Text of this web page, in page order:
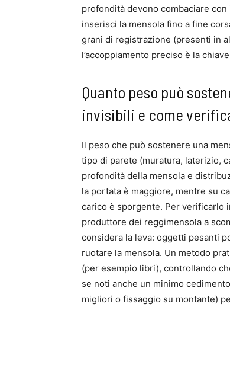
profondità devono combaciare
inserisci la mensola fino a fine
grani di registrazione (presenti in
l’accoppiamento preciso è la
Quanto peso può
invisibili e come
Il peso che può sostenere una
tipo di parete (muratura, laterizio,
profondità della mensola e
la portata è maggiore, mentre su
carico è sporgente. Per verificarlo
produttore dei reggimensola a
considera la leva: oggetti pesanti
ruotare la mensola. Un metodo
(per esempio libri), controllando
se noti anche un minimo
migliori o fissaggio su montante)